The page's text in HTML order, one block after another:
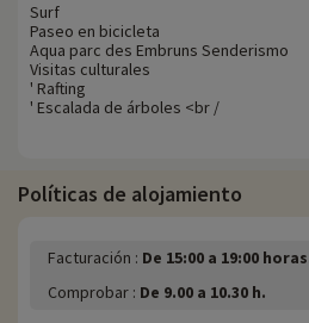
Surf
Paseo en bicicleta
Aqua parc des Embruns Senderismo
Visitas culturales
' Rafting
' Escalada de árboles <br /
Políticas de alojamiento
Facturación : De 15:00 a 19:00
Comprobar : De 9.00 a 10.30 h.